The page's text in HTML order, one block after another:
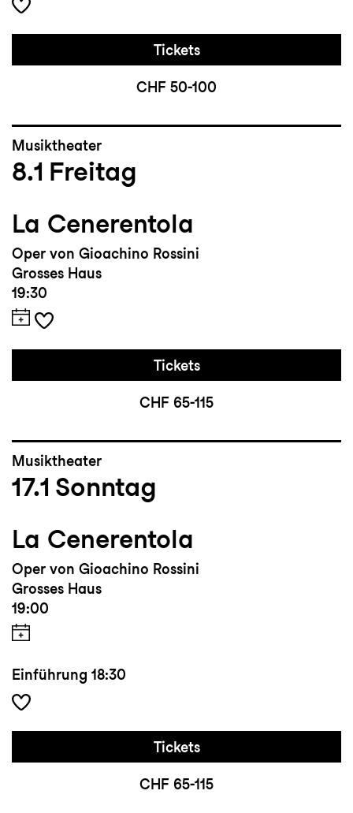
Tickets
CHF 50-100
Musiktheater
8.1 Freitag
La Cenerentola
Oper von Gioachino Rossini
Grosses Haus
19:30
Tickets
CHF 65-115
Musiktheater
17.1 Sonntag
La Cenerentola
Oper von Gioachino Rossini
Grosses Haus
19:00
Einführung 18:30
Tickets
CHF 65-115